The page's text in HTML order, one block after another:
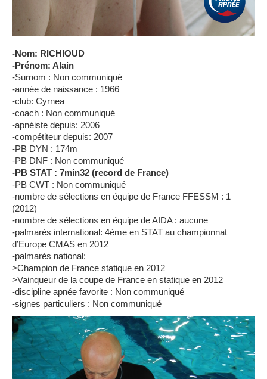
-Nom: RICHIOUD
-Prénom: Alain
-Surnom : Non communiqué
-année de naissance : 1966
-club: Cyrnea
-coach : Non communiqué
-apnéiste depuis: 2006
-compétiteur depuis: 2007
-PB DYN : 174m
-PB DNF : Non communiqué
-PB STAT : 7min32 (record de France)
-PB CWT : Non communiqué
-nombre de sélections en équipe de France FFESSM : 1
(2012)
-nombre de sélections en équipe de AIDA : aucune
-palmarès international: 4ème en STAT au championnat
d’Europe CMAS en 2012
-palmarès national:
>Champion de France statique en 2012
>Vainqueur de la coupe de France en statique en 2012
-discipline apnée favorite : Non communiqué
-signes particuliers : Non communiqué